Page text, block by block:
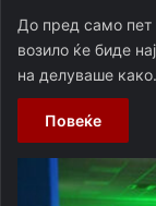
До пред само пет
возило ќе биде
на делуваше
Повеќе